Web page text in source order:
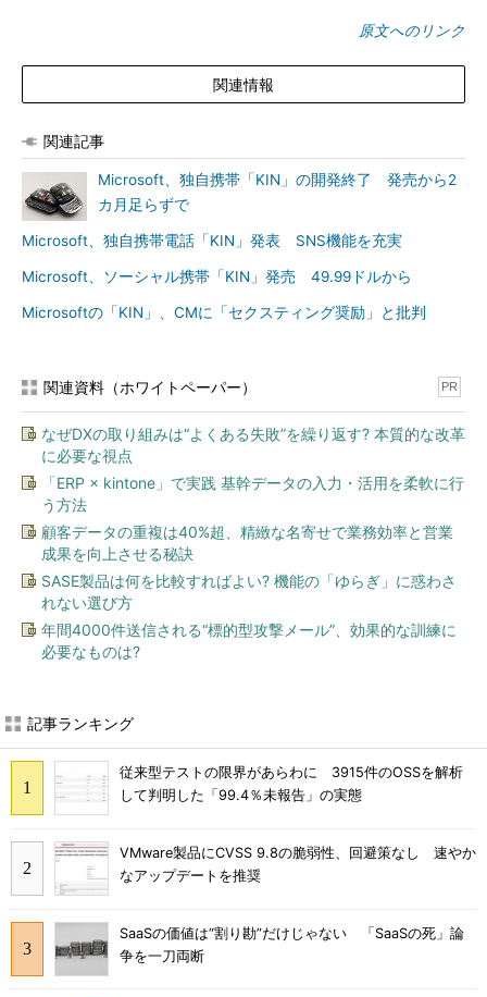
原文へのリンク
関連情報
関連記事
Microsoft、独自携帯「KIN」の開発終了 発売から2
カ月足らずで
Microsoft、独自携帯電話「KIN」発表 SNS機能を充実
Microsoft、ソーシャル携帯「KIN」発売 49.99ドルから
Microsoftの「KIN」、CMに「セクスティング奨励」と批判
関連資料（ホワイトペーパー） PR
なぜDXの取り組みは“よくある失敗”を繰り返す? 本質的な改革
に必要な視点
「ERP × kintone」で実践 基幹データの入力・活用を柔軟に行
う方法
顧客データの重複は40%超、精緻な名寄せで業務効率と営業
成果を向上させる秘訣
SASE製品は何を比較すればよい? 機能の「ゆらぎ」に惑わさ
れない選び方
年間4000件送信される“標的型攻撃メール”、効果的な訓練に
必要なものは?
記事ランキング
従来型テストの限界があらわに 3915件のOSSを解析
して判明した「99.4％未報告」の実態
VMware製品にCVSS 9.8の脆弱性、回避策なし 速やか
なアップデートを推奨
SaaSの価値は“割り勘”だけじゃない 「SaaSの死」論
争を一刀両断